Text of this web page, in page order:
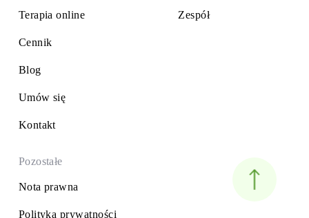
Terapia online
Cennik
Blog
Umów się
Kontakt
Zespół
Pozostałe
Nota prawna
Polityka prywatności